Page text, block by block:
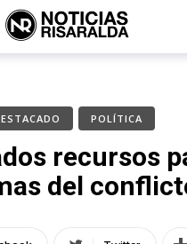
POLÍTICA
recursos
del